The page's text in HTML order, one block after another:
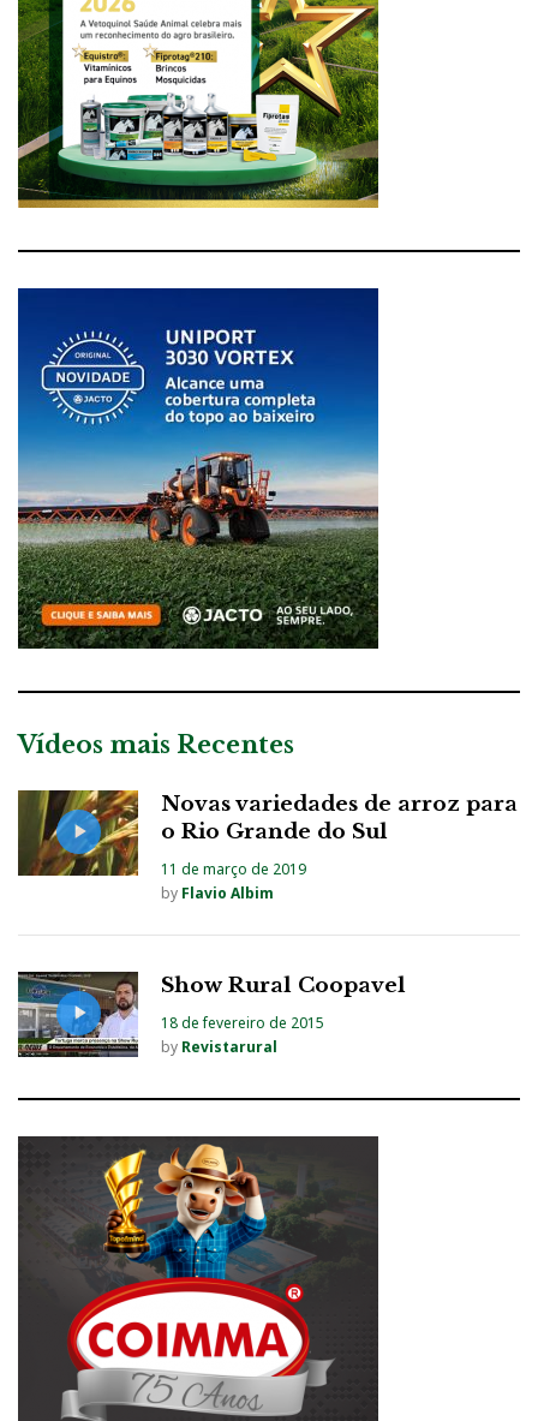
Vídeos mais Recentes
Novas variedades de arroz para
o Rio Grande do Sul
11 de março de 2019
by Flavio Albim
Show Rural Coopavel
18 de fevereiro de 2015
by Revistarural